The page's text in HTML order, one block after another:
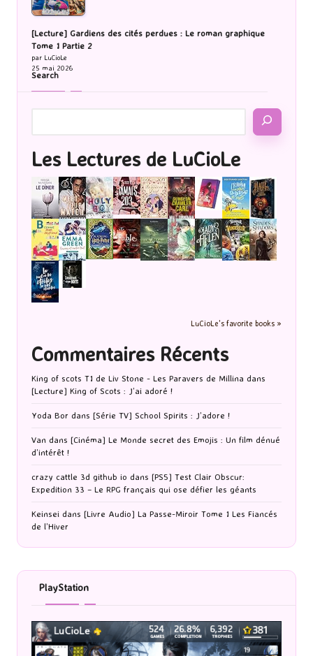
[Lecture] Gardiens des cités perdues : Le roman graphique
Tome 1 Partie 2
par LuCioLe
25 mai 2026
Search
Les Lectures de LuCioLe
LuCioLe's favorite books »
Commentaires Récents
King of scots T1 de Liv Stone - Les Paravers de Millina dans
[Lecture] King of Scots : J’ai adoré !
Yoda Bor dans [Série TV] School Spirits : J’adore !
Van dans [Cinéma] Le Monde secret des Emojis : Un film dénué
d’intérêt !
crazy cattle 3d github io dans [PS5] Test Clair Obscur:
Expedition 33 – Le RPG français qui ose défier les géants
Keinsei dans [Livre Audio] La Passe-Miroir Tome 1 Les Fiancés
de l’Hiver
PlayStation